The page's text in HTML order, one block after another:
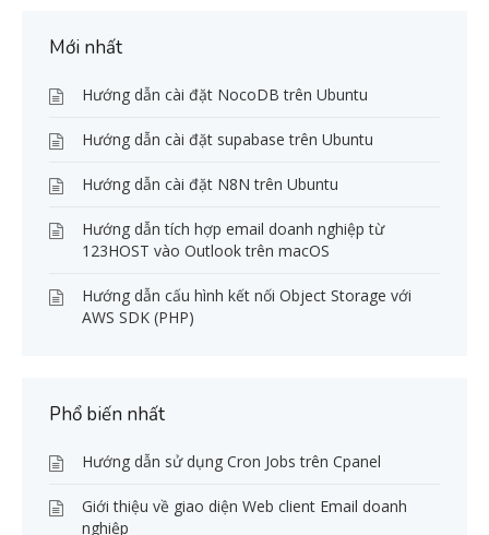
Mới nhất
Hướng dẫn cài đặt NocoDB trên Ubuntu
Hướng dẫn cài đặt supabase trên Ubuntu
Hướng dẫn cài đặt N8N trên Ubuntu
Hướng dẫn tích hợp email doanh nghiệp từ
123HOST vào Outlook trên macOS
Hướng dẫn cấu hình kết nối Object Storage với
AWS SDK (PHP)
Phổ biến nhất
Hướng dẫn sử dụng Cron Jobs trên Cpanel
Giới thiệu về giao diện Web client Email doanh
nghiệp